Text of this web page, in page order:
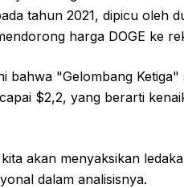
tahun 2021, dipicu oleh
harga DOGE ke
bahwa "Gelombang
$2,2, yang berarti
akan menyaksikan
dalam analisisnya.